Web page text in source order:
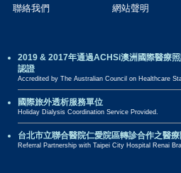
聯絡我們 網站聲明
2019 & 2017年通過ACHSi澳洲國際醫療
認證
Accredited by The Australian Council on Healthcare
國際旅外透析服務單位
Holiday Dialysis Coordination Service Provided.
台北市立聯合醫院仁愛院區轉診合作之醫
Referral Partnership with Taipei City Hospital Renai